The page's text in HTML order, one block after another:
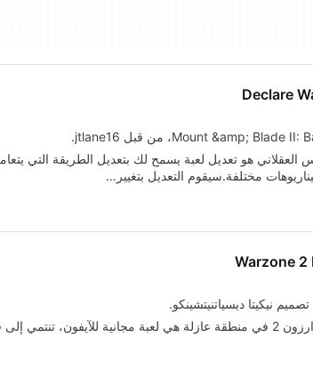
Declare
هو تعديل لعبة يسمح لك بتعديل الطريقة التي
مختلفة.سيقوم التعديل بتغيير…
Warzone 2
نيكيتا ديسياتنيتشينكو.
فئة "الألعاب".